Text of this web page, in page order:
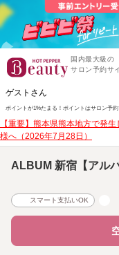
国内最大級の
サロン予約サ
ゲストさん
ポイントが1%たまる！ ポイントはサロン予約
【重要】熊本県熊本地方で発
様へ（2026年7月28日）
ALBUM 新宿【アルバ
スマート支払いOK